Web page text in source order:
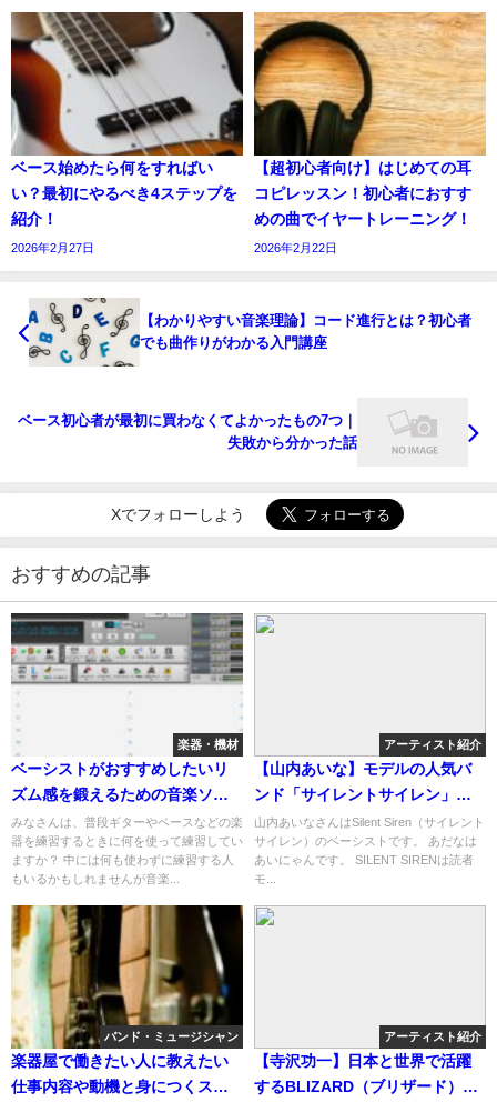
ベース始めたら何をすればい
い？最初にやるべき4ステップを
紹介！
2026年2月27日
【超初心者向け】はじめての耳
コピレッスン！初心者におすす
めの曲でイヤートレーニング！
2026年2月22日
【わかりやすい音楽理論】コード進行とは？初心者
でも曲作りがわかる入門講座
ベース初心者が最初に買わなくてよかったもの7つ｜
失敗から分かった話
Xでフォローしよう
おすすめの記事
楽器・機材
ベーシストがおすすめしたいリ
ズム感を鍛えるための音楽ソフ
ト「band-in-a-box」
みなさんは、普段ギターやベースなどの楽
器を練習するときに何を使って練習してい
ますか？ 中には何も使わずに練習する人
もいるかもしれませんが音楽...
アーティスト紹介
【山内あいな】モデルの人気バ
ンド「サイレントサイレン」の
ベーシスト
山内あいなさんはSilent Siren（サイレント
サイレン）のベーシストです。 あだなは
あいにゃんです。 SILENT SIRENは読者
モ...
バンド・ミュージシャン
楽器屋で働きたい人に教えたい
仕事内容や動機と身につくスキ
アーティスト紹介
【寺沢功一】日本と世界で活躍
するBLIZARD（ブリザード）の